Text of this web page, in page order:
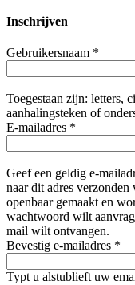
Inschrijven
Gebruikersnaam *
Toegestaan zijn: letters,
aanhalingsteken of
E-mailadres *
Geef een geldig e-
naar dit adres
openbaar gemaakt en
wachtwoord wilt
mail wilt ontvangen.
Bevestig e-mailadres *
Typt u alstublieft uw